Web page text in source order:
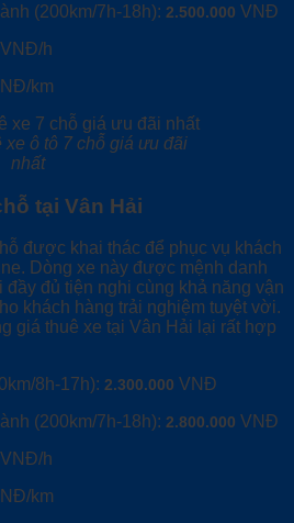
(200km/7h-18h): 2.500.000 VNĐ
VNĐ/h
km
xe ô tô 7 chỗ giá ưu đãi
nhất
tại Vân Hải
được khai thác để phục vụ khách
Dòng xe này được mệnh danh
đầy đủ tiện nghi cùng khả năng vận
khách hàng trải nghiệm tuyệt vời.
giá thuê xe tại Vân Hải lại rất hợp
8h-17h): 2.300.000 VNĐ
(200km/7h-18h): 2.800.000 VNĐ
VNĐ/h
km